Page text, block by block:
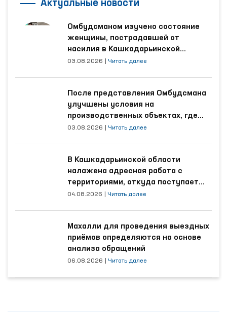
Актуальные новости
Омбудсманом изучено состояние
женщины, пострадавшей от
насилия в Кашкадарьинской
области
03.08.2026 Читать далее
После представления Омбудсмана
улучшены условия на
производственных объектах, где
трудятся осуждённые
03.08.2026 Читать далее
В Кашкадарьинской области
налажена адресная работа с
территориями, откуда поступает
наибольшее количество обращений
04.08.2026 Читать далее
Махалли для проведения выездных
приёмов определяются на основе
анализа обращений
06.08.2026 Читать далее